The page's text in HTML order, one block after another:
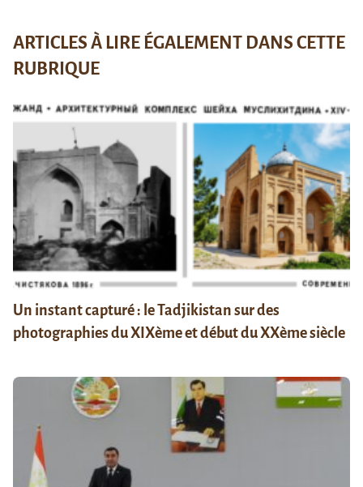
ARTICLES À LIRE ÉGALEMENT DANS CETTE
RUBRIQUE
Un instant capturé : le Tadjikistan sur des
photographies du XIXème et début du XXème siècle